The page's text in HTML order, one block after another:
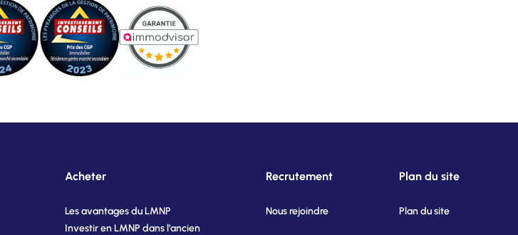
Acheter
Les avantages du LMNP
Investir en LMNP dans l’ancien
Recrutement
Nous rejoindre
Plan du site
Plan du site